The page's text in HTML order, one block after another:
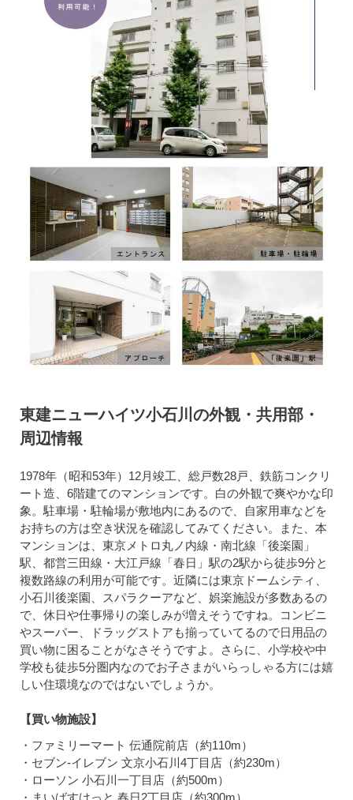
東建ニューハイツ小石川の外観・共用部・
周辺情報
1978年（昭和53年）12月竣工、総戸数28戸、鉄筋コンクリ
ート造、6階建てのマンションです。白の外観で爽やかな印
象。駐車場・駐輪場が敷地内にあるので、自家用車などを
お持ちの方は空き状況を確認してみてください。また、本
マンションは、東京メトロ丸ノ内線・南北線「後楽園」
駅、都営三田線・大江戸線「春日」駅の2駅から徒歩9分と
複数路線の利用が可能です。近隣には東京ドームシティ、
小石川後楽園、スパラクーアなど、娯楽施設が多数あるの
で、休日や仕事帰りの楽しみが増えそうですね。コンビニ
やスーパー、ドラッグストアも揃っていてるので日用品の
買い物に困ることがなさそうですよ。さらに、小学校や中
学校も徒歩5分圏内なのでお子さまがいらっしゃる方には嬉
しい住環境なのではないでしょうか。
【買い物施設】
・ファミリーマート 伝通院前店（約110m）
・セブン-イレブン 文京小石川4丁目店（約230m）
・ローソン 小石川一丁目店（約500m）
・まいばすけっと 春日2丁目店（約300m）